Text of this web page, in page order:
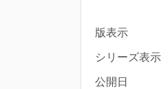
版表示
シリーズ表示
公開日